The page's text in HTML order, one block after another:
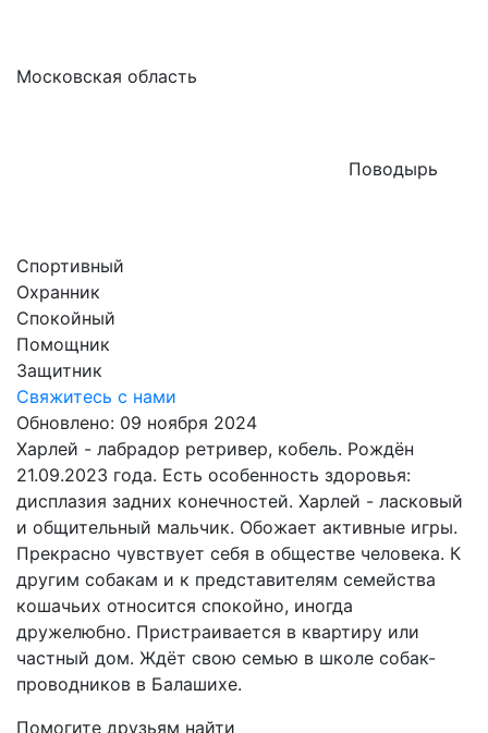
Московская область
Поводырь
Спортивный
Охранник
Спокойный
Помощник
Защитник
Свяжитесь с нами
Обновлено: 09 ноября 2024
Харлей - лабрадор ретривер, кобель. Рождён
21.09.2023 года. Есть особенность здоровья:
дисплазия задних конечностей. Харлей - ласковый
и общительный мальчик. Обожает активные игры.
Прекрасно чувствует себя в обществе человека. К
другим собакам и к представителям семейства
кошачьих относится спокойно, иногда
дружелюбно. Пристраивается в квартиру или
частный дом. Ждёт свою семью в школе собак-
проводников в Балашихе.
Помогите друзьям найти